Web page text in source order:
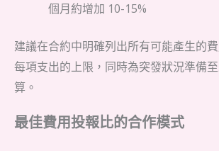
個月約增加 10-15%
建議在合約中明確列出所有可能產生的
每項支出的上限，同時為突發狀況準備
算。
最佳費用投報比的合作模式